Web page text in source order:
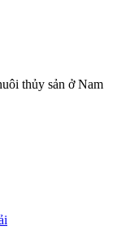
thủy sản ở Nam